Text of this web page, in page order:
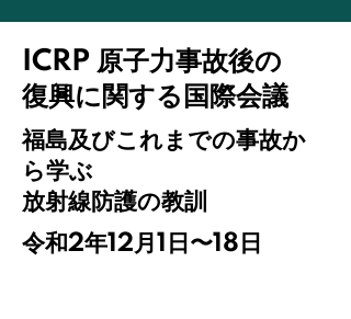
ICRP 原子力事故後の
復興に関する国際会議
福島及びこれまでの事故か
ら学ぶ
放射線防護の教訓
令和2年12月1日〜18 日